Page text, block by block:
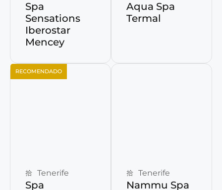
Spa
Sensations
Iberostar
Mencey
Aqua Spa
Termal
RECOMENDADO
Tenerife
Spa
Tenerife
Nammu Spa